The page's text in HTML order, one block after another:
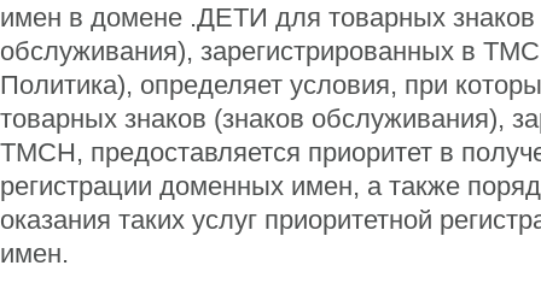
имен в домене .ДЕТИ для товарных знаков
обслуживания), зарегистрированных в
Политика), определяет условия, при
товарных знаков (знаков обслуживания),
TMCH, предоставляется приоритет в
регистрации доменных имен, а также
оказания таких услуг приоритетной
имен.